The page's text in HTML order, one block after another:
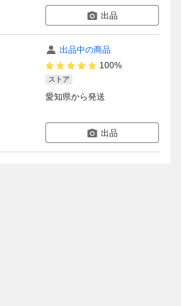
出品
出品中の商品
100%
ストア
愛知県から発送
出品